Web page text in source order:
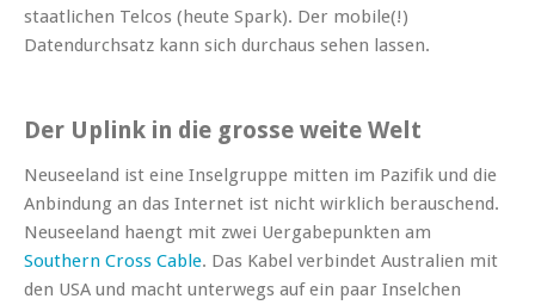
staatlichen Telcos (heute Spark). Der mobile(!)
Datendurchsatz kann sich durchaus sehen lassen.
Der Uplink in die grosse weite Welt
Neuseeland ist eine Inselgruppe mitten im Pazifik und die
Anbindung an das Internet ist nicht wirklich berauschend.
Neuseeland haengt mit zwei Uergabepunkten am
Southern Cross Cable. Das Kabel verbindet Australien mit
den USA und macht unterwegs auf ein paar Inselchen